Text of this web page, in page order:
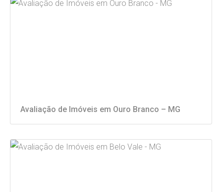
Avaliação de Imóveis em Ouro Branco – MG